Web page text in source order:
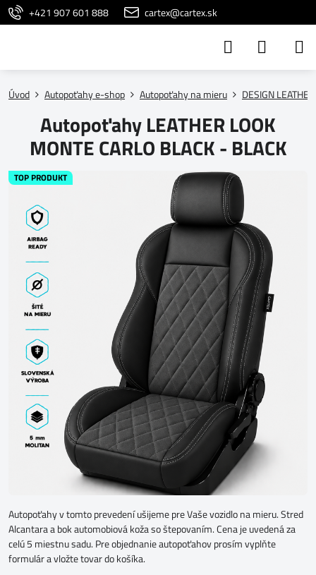
+421 907 601 888 cartex@cartex.sk
TOP PRODUKT
Úvod Autopoťahy e-shop Autopoťahy na mieru DESIGN
Autopoťahy LEATHER LOOK
MONTE CARLO BLACK - BLACK
Autopoťahy v tomto prevedení ušijeme pre Vaše vozidlo na mieru. Stred
Alcantara a bok automobiová koža so štepovaním. Cena je uvedená za
celú 5 miestnu sadu. Pre objednanie autopoťahov prosím vyplňte
formulár a vložte tovar do košíka.